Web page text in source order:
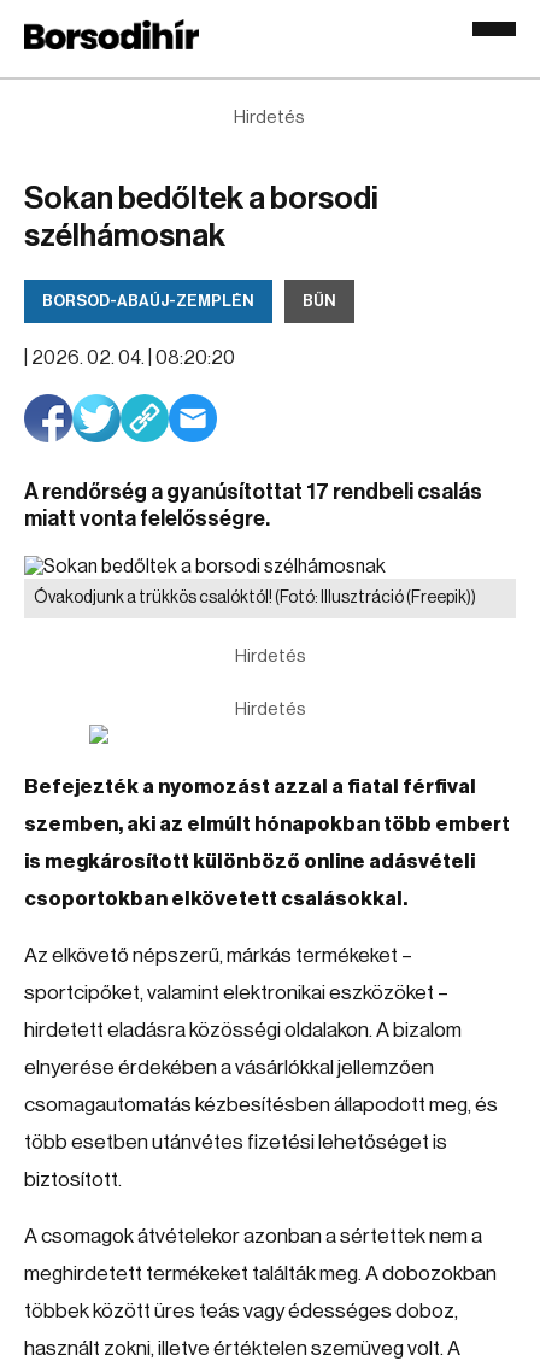
Hirdetés
Sokan bedőltek a borsodi
szélhámosnak
BORSOD-ABAÚJ-ZEMPLÉN BŰN
2026. 02. 04. | 08:20:20
A rendőrség a gyanúsítottat 17 rendbeli csalás
miatt vonta felelősségre.
Óvakodjunk a trükkös csalóktól! (Fotó: Illusztráció (Freepik))
Hirdetés
Hirdetés
Befejezték a nyomozást azzal a fiatal férfival
szemben, aki az elmúlt hónapokban több embert
is megkárosított különböző online adásvételi
csoportokban elkövetett csalásokkal.
Az elkövető népszerű, márkás termékeket –
sportcipőket, valamint elektronikai eszközöket –
hirdetett eladásra közösségi oldalakon. A bizalom
elnyerése érdekében a vásárlókkal jellemzően
csomagautomatás kézbesítésben állapodott meg, és
több esetben utánvétes fizetési lehetőséget is
biztosított.
A csomagok átvételekor azonban a sértettek nem a
meghirdetett termékeket találták meg. A dobozokban
többek között üres teás vagy édességes doboz,
használt zokni, illetve értéktelen szemüveg volt. A